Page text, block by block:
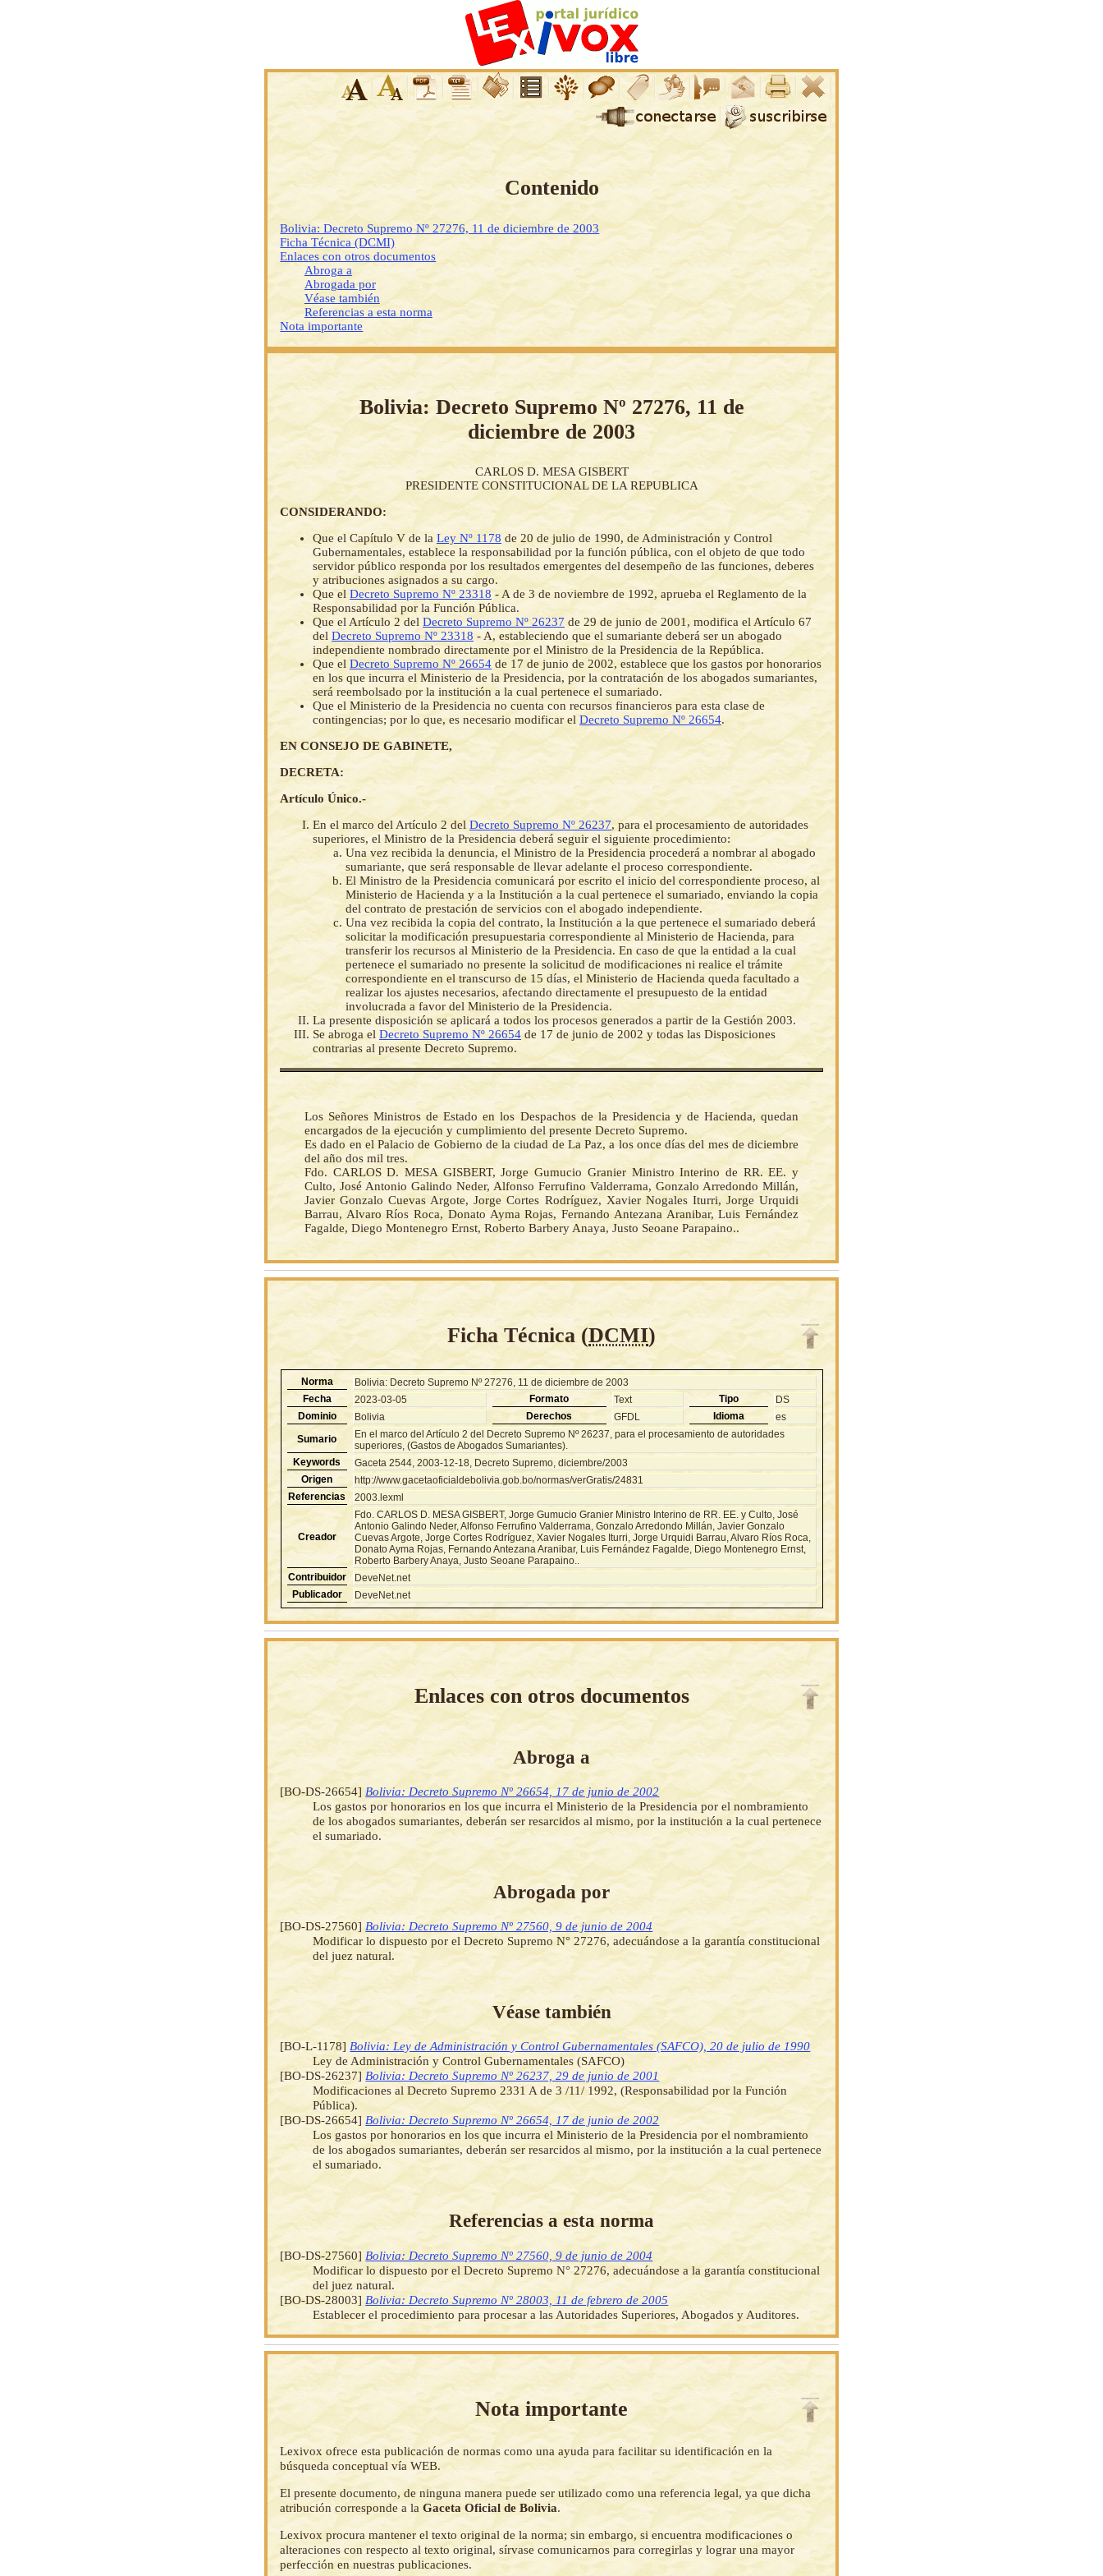
Contenido
Bolivia: Decreto Supremo Nº 27276, 11 de diciembre de 2003
Ficha Técnica (DCMI)
Enlaces con otros documentos
Abroga a
Abrogada por
Véase también
Referencias a esta norma
Nota importante
Bolivia: Decreto Supremo Nº 27276, 11 de
diciembre de 2003
CARLOS D. MESA GISBERT
PRESIDENTE CONSTITUCIONAL DE LA REPUBLICA
CONSIDERANDO:
Que el Capítulo V de la Ley Nº 1178 de 20 de julio de 1990, de Administración y Control
Gubernamentales, establece la responsabilidad por la función pública, con el objeto de que todo
servidor público responda por los resultados emergentes del desempeño de las funciones, deberes
y atribuciones asignados a su cargo.
Que el Decreto Supremo Nº 23318 - A de 3 de noviembre de 1992, aprueba el Reglamento de la
Responsabilidad por la Función Pública.
Que el Artículo 2 del Decreto Supremo Nº 26237 de 29 de junio de 2001, modifica el Artículo 67
del Decreto Supremo Nº 23318 - A, estableciendo que el sumariante deberá ser un abogado
independiente nombrado directamente por el Ministro de la Presidencia de la República.
Que el Decreto Supremo Nº 26654 de 17 de junio de 2002, establece que los gastos por honorarios
en los que incurra el Ministerio de la Presidencia, por la contratación de los abogados sumariantes,
será reembolsado por la institución a la cual pertenece el sumariado.
Que el Ministerio de la Presidencia no cuenta con recursos financieros para esta clase de
contingencias; por lo que, es necesario modificar el Decreto Supremo Nº 26654.
EN CONSEJO DE GABINETE,
DECRETA:
Artículo Único.-
En el marco del Artículo 2 del Decreto Supremo Nº 26237, para el procesamiento de autoridades
superiores, el Ministro de la Presidencia deberá seguir el siguiente procedimiento:
Una vez recibida la denuncia, el Ministro de la Presidencia procederá a nombrar al abogado
sumariante, que será responsable de llevar adelante el proceso correspondiente.
El Ministro de la Presidencia comunicará por escrito el inicio del correspondiente proceso, al
Ministerio de Hacienda y a la Institución a la cual pertenece el sumariado, enviando la copia
del contrato de prestación de servicios con el abogado independiente.
Una vez recibida la copia del contrato, la Institución a la que pertenece el sumariado deberá
solicitar la modificación presupuestaria correspondiente al Ministerio de Hacienda, para
transferir los recursos al Ministerio de la Presidencia. En caso de que la entidad a la cual
pertenece el sumariado no presente la solicitud de modificaciones ni realice el trámite
correspondiente en el transcurso de 15 días, el Ministerio de Hacienda queda facultado a
realizar los ajustes necesarios, afectando directamente el presupuesto de la entidad
involucrada a favor del Ministerio de la Presidencia.
La presente disposición se aplicará a todos los procesos generados a partir de la Gestión 2003.
Se abroga el Decreto Supremo Nº 26654de 17 de junio de 2002 y todas las Disposiciones
contrarias al presente Decreto Supremo.
Los Señores Ministros de Estado en los Despachos de la Presidencia y de Hacienda, quedan
encargados de la ejecución y cumplimiento del presente Decreto Supremo.
Es dado en el Palacio de Gobierno de la ciudad de La Paz, a los once días del mes de diciembre
del año dos mil tres.
Fdo. CARLOS D. MESA GISBERT, Jorge Gumucio Granier Ministro Interino de RR. EE. y
Culto, José Antonio Galindo Neder, Alfonso Ferrufino Valderrama, Gonzalo Arredondo Millán,
Javier Gonzalo Cuevas Argote, Jorge Cortes Rodríguez, Xavier Nogales Iturri, Jorge Urquidi
Barrau, Alvaro Ríos Roca, Donato Ayma Rojas, Fernando Antezana Aranibar, Luis Fernández
Fagalde, Diego Montenegro Ernst, Roberto Barbery Anaya, Justo Seoane Parapaino..
Ficha Técnica (DCMI)
Norma
Bolivia: Decreto Supremo Nº 27276, 11 de diciembre de 2003
Fecha
2023-03-05 Formato Text Tipo
DS
Dominio
Bolivia Derechos GFDL Idioma
es
Sumario
En el marco del Artículo 2 del Decreto Supremo Nº 26237, para el procesamiento de autoridades
superiores, (Gastos de Abogados Sumariantes).
Keywords
Gaceta 2544, 2003-12-18, Decreto Supremo, diciembre/2003
Origen
http://www.gacetaoficialdebolivia.gob.bo/normas/verGratis/24831
Referencias
2003.lexml
Creador
Fdo. CARLOS D. MESA GISBERT, Jorge Gumucio Granier Ministro Interino de RR. EE. y Culto, José
Antonio Galindo Neder, Alfonso Ferrufino Valderrama, Gonzalo Arredondo Millán, Javier Gonzalo
Cuevas Argote, Jorge Cortes Rodríguez, Xavier Nogales Iturri, Jorge Urquidi Barrau, Alvaro Ríos Roca,
Donato Ayma Rojas, Fernando Antezana Aranibar, Luis Fernández Fagalde, Diego Montenegro Ernst,
Roberto Barbery Anaya, Justo Seoane Parapaino..
Contribuidor
DeveNet.net
Publicador
DeveNet.net
Enlaces con otros documentos
Abroga a
[BO-DS-26654] Bolivia: Decreto Supremo Nº 26654, 17 de junio de 2002
Los gastos por honorarios en los que incurra el Ministerio de la Presidencia por el nombramiento
de los abogados sumariantes, deberán ser resarcidos al mismo, por la institución a la cual pertenece
el sumariado.
Abrogada por
[BO-DS-27560]Bolivia: Decreto Supremo Nº 27560, 9 de junio de 2004
Modificar lo dispuesto por el Decreto Supremo N° 27276, adecuándose a la garantía constitucional
del juez natural.
Véase también
[BO-L-1178] Bolivia: Ley de Administración y Control Gubernamentales (SAFCO), 20 de julio de 1990
Ley de Administración y Control Gubernamentales (SAFCO)
[BO-DS-26237] Bolivia: Decreto Supremo Nº 26237, 29 de junio de 2001
Modificaciones al Decreto Supremo 2331 A de 3 /11/ 1992, (Responsabilidad por la Función
Pública).
[BO-DS-26654] Bolivia: Decreto Supremo Nº 26654, 17 de junio de 2002
Los gastos por honorarios en los que incurra el Ministerio de la Presidencia por el nombramiento
de los abogados sumariantes, deberán ser resarcidos al mismo, por la institución a la cual pertenece
el sumariado.
Referencias a esta norma
[BO-DS-27560] Bolivia: Decreto Supremo Nº 27560, 9 de junio de 2004
Modificar lo dispuesto por el Decreto Supremo N° 27276, adecuándose a la garantía constitucional
del juez natural.
[BO-DS-28003] Bolivia: Decreto Supremo Nº 28003, 11 de febrero de 2005
Establecer el procedimiento para procesar a las Autoridades Superiores, Abogados y Auditores.
Nota importante
Lexivox ofrece esta publicación de normas como una ayuda para facilitar su identificación en la
búsqueda conceptual vía WEB.
El presente documento, de ninguna manera puede ser utilizado como una referencia legal, ya que dicha
atribución corresponde a laGaceta Oficial de Bolivia.
Lexivox procura mantener el texto original de la norma; sin embargo, si encuentra modificaciones o
alteraciones con respecto al texto original, sírvase comunicarnos para corregirlas y lograr una mayor
perfección en nuestras publicaciones.